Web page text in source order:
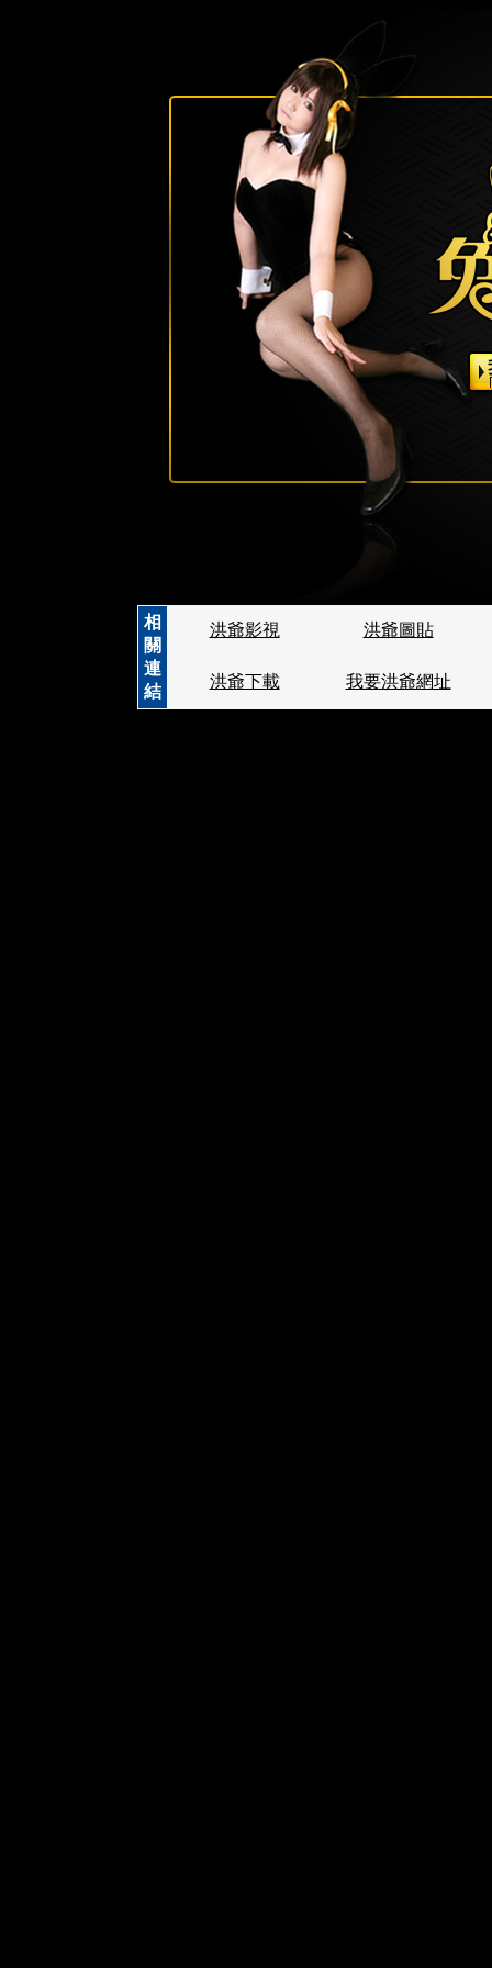
相
關
連
結
洪爺影視 洪爺圖貼
洪爺下載 我要洪爺網址